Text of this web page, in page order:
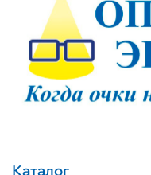
Каталог